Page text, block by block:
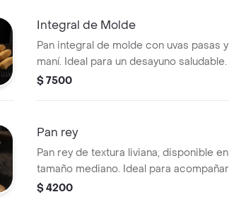
Integral de Molde
Pan integral de molde con uvas pasas y
maní. Ideal para un desayuno saludable.
$ 7500
Pan rey
Pan rey de textura liviana, disponible en
tamaño mediano. Ideal para acompañar
tus comidas.
$ 4200